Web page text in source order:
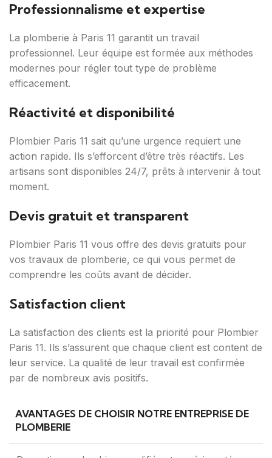
Professionnalisme et expertise
La plomberie à Paris 11 garantit un travail
professionnel. Leur équipe est formée aux méthodes
modernes pour régler tout type de problème
efficacement.
Réactivité et disponibilité
Plombier Paris 11 sait qu’une urgence requiert une
action rapide. Ils s’efforcent d’être très réactifs. Les
artisans sont disponibles 24/7, prêts à intervenir à tout
moment.
Devis gratuit et transparent
Plombier Paris 11 vous offre des devis gratuits pour
vos travaux de plomberie, ce qui vous permet de
comprendre les coûts avant de décider.
Satisfaction client
La satisfaction des clients est la priorité pour Plombier
Paris 11. Ils s’assurent que chaque client est content de
leur service. La qualité de leur travail est confirmée
par de nombreux avis positifs.
AVANTAGES DE CHOISIR NOTRE ENTREPRISE DE
PLOMBERIE